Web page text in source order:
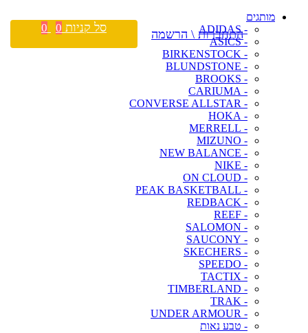
מותגים
- ADIDAS
- ASICS
- BIRKENSTOCK
- BLUNDSTONE
- BROOKS
- CARIUMA
- CONVERSE ALLSTAR
- HOKA
- MERRELL
- MIZUNO
- NEW BALANCE
- NIKE
- ON CLOUD
- PEAK BASKETBALL
- REDBACK
- REEF
- SALOMON
- SAUCONY
- SKECHERS
- SPEEDO
- TACTIX
- TIMBERLAND
- TRAK
- UNDER ARMOUR
- טבע נאות
התחברות \ הרשמה סל קניות 0
0